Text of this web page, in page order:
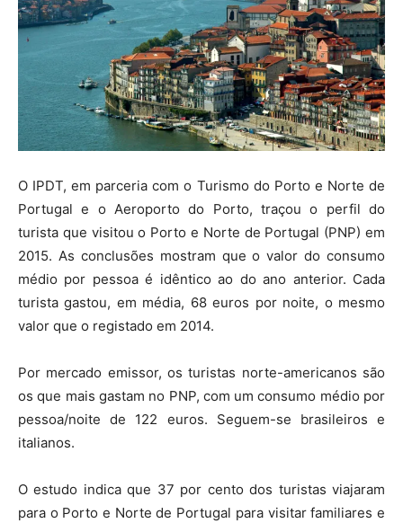
O IPDT, em parceria com o Turismo do Porto e Norte de
Portugal e o Aeroporto do Porto, traçou o perfil do
turista que visitou o Porto e Norte de Portugal (PNP) em
2015. As conclusões mostram que o valor do consumo
médio por pessoa é idêntico ao do ano anterior. Cada
turista gastou, em média, 68 euros por noite, o mesmo
valor que o registado em 2014.
Por mercado emissor, os turistas norte-americanos são
os que mais gastam no PNP, com um consumo médio por
pessoa/noite de 122 euros. Seguem-se brasileiros e
italianos.
O estudo indica que 37 por cento dos turistas viajaram
para o Porto e Norte de Portugal para visitar familiares e